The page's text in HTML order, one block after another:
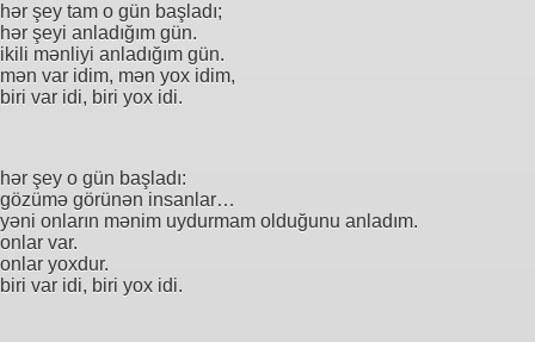
hər şey tam o gün başladı;
hər şeyi anladığım gün.
ikili mənliyi anladığım gün.
mən var idim, mən yox idim,
biri var idi, biri yox idi.
hər şey o gün başladı:
gözümə görünən insanlar…
yəni onların mənim uydurmam olduğunu anladım.
onlar var.
onlar yoxdur.
biri var idi, biri yox idi.